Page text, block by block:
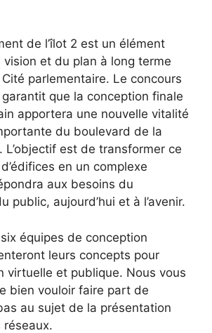
de l’îlot 2 est un élément
et du plan à long terme
parlementaire. Le concours
que la conception finale
apportera une nouvelle vitalité
du boulevard de la
L’objectif est de transformer ce
en un complexe
aux besoins du
public, aujourd’hui et à l’avenir.
équipes de conception
leurs concepts pour
virtuelle et publique. Nous vous
bien vouloir faire part de
au sujet de la présentation
réseaux.